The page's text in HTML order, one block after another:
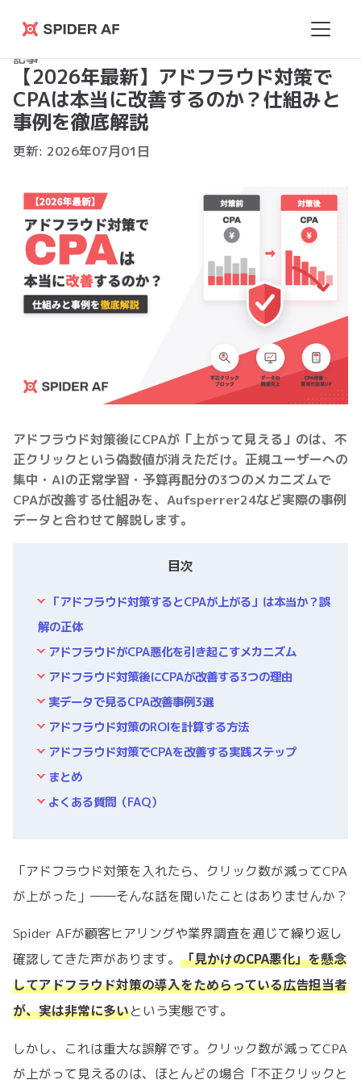
Spider
AF
記事
【2026年最新】アドフラウド対策で
CPAは本当に改善するのか？仕組みと
事例を徹底解説
更新: 2026年07月01 日
アドフラウド対策後にCPAが「上がって見える」のは、不
正クリックという偽数値が消えただけ。正規ユーザーへの
集中・AIの正常学習・予算再配分の3つのメカニズムで
CPAが改善する仕組みを、Aufsperrer24など実際の事例
データと合わせて解説します。
目次
「アドフラウド対策するとCPAが上がる」は本当か？誤
解の正体
アドフラウドがCPA悪化を引き起こすメカニズム
アドフラウド対策後にCPAが改善する3つの理由
実データで見るCPA改善事例3選
アドフラウド対策のROIを計算する方法
アドフラウド対策でCPAを改善する実践ステップ
まとめ
よくある質問（FAQ）
「アドフラウド対策を入れたら、クリック数が減ってCPA
が上がった」――そんな話を聞いたことはありませんか？
Spider AFが顧客ヒアリングや業界調査を通じて繰り返し
確認してきた声があります。 「見かけのCPA悪化」を懸念
してアドフラウド対策の導入をためらっている広告担当者
が、実は非常に多いという実態です。
しかし、これは重大な誤解です。クリック数が減ってCPA
が上がって見えるのは、ほとんどの場合「不正クリックと